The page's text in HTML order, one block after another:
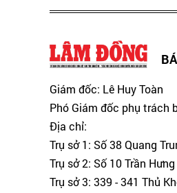
Giám đốc: Lê Huy Toàn
Phó Giám đốc phụ trách
Địa chỉ:
Trụ sở 1: Số 38 Quang
Trụ sở 2: Số 10 Trần
Trụ sở 3: 339 - 341 Thủ